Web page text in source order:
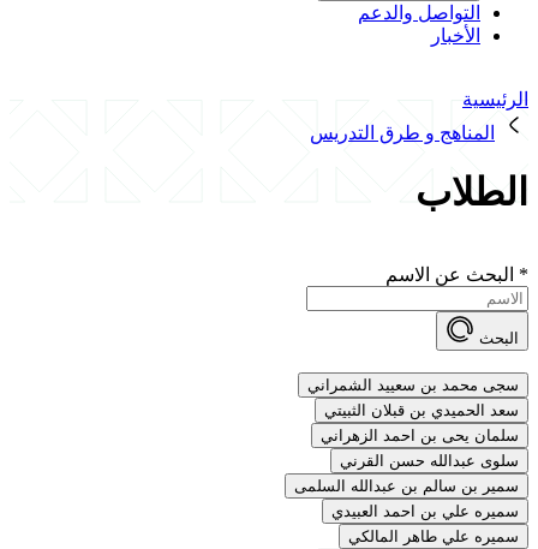
التواصل والدعم
الأخبار
الرئيسية
المناهج و طرق التدريس
الطلاب
* البحث عن الاسم
البحث
سجى محمد بن سعييد الشمراني
سعد الحميدي بن قبلان الثبيتي
سلمان يحى بن احمد الزهراني
سلوى عبدالله حسن القرني
سمير بن سالم بن عبدالله السلمى
سميره علي بن احمد العبيدي
سميره علي طاهر المالكي